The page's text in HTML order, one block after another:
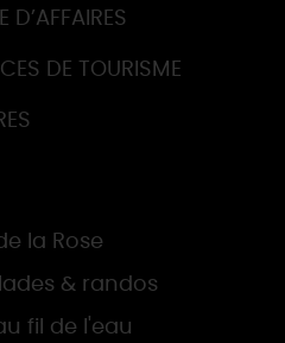
D’AFFAIRES
DE TOURISME
la Rose
& randos
fil de l'eau